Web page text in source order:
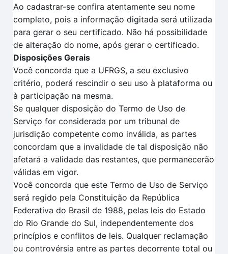
Ao cadastrar-se confira atentamente seu nome
completo, pois a informação digitada será utilizada
para gerar o seu certificado. Não há possibilidade
de alteração do nome, após gerar o certificado.
Disposições Gerais
Você concorda que a UFRGS, a seu exclusivo
critério, poderá rescindir o seu uso à plataforma ou
à participação na mesma.
Se qualquer disposição do Termo de Uso de
Serviço for considerada por um tribunal de
jurisdição competente como inválida, as partes
concordam que a invalidade de tal disposição não
afetará a validade das restantes, que permanecerão
válidas em vigor.
Você concorda que este Termo de Uso de Serviço
será regido pela Constituição da República
Federativa do Brasil de 1988, pelas leis do Estado
do Rio Grande do Sul, independentemente dos
princípios e conflitos de leis. Qualquer reclamação
ou controvérsia entre as partes decorrente total ou